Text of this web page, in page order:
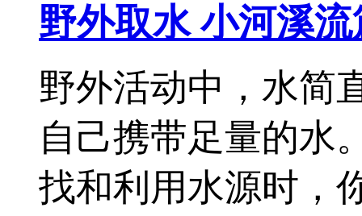
野外取水 小河溪流
野外活动中，水简
自己携带足量的水
找和利用水源时，